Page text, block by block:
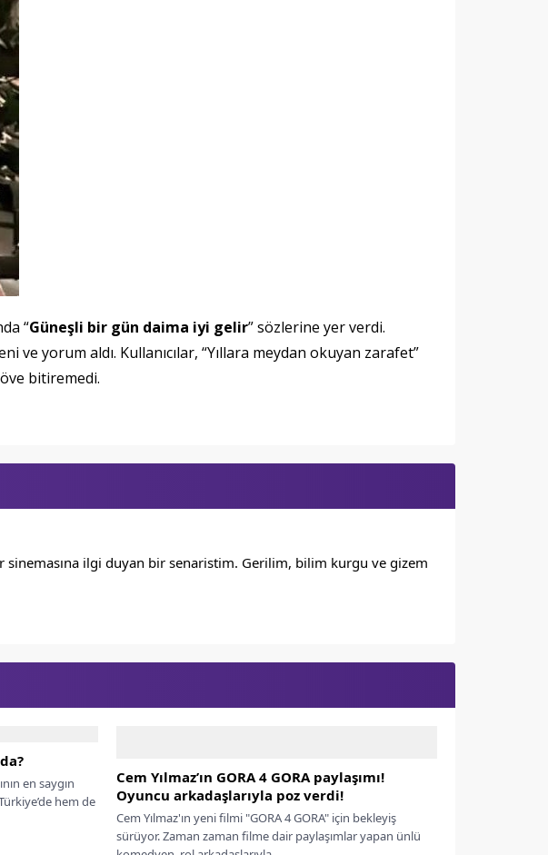
“Güneşli bir gün daima iyi gelir” sözlerine yer verdi.
ve yorum aldı. Kullanıcılar, “Yıllara meydan okuyan zarafet”
bitiremedi.
ilgi duyan bir senaristim. Gerilim, bilim kurgu ve gizem
en saygın
hem de
Cem Yılmaz’ın GORA 4 GORA paylaşımı!
Oyuncu arkadaşlarıyla poz verdi!
Cem Yılmaz'ın yeni filmi "GORA 4 GORA" için bekleyiş
sürüyor. Zaman zaman filme dair paylaşımlar yapan ünlü